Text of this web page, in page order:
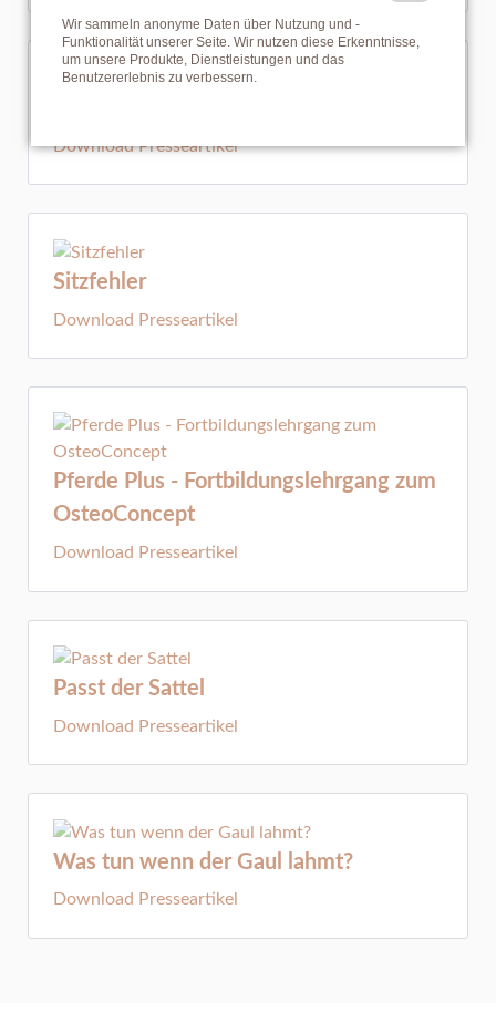
Download Presseartikel
Sitzfehler
Download Presseartikel
Pferde Plus - Fortbildungslehrgang zum
OsteoConcept
Download Presseartikel
Passt der Sattel
Download Presseartikel
Was tun wenn der Gaul lahmt?
Download Presseartikel
Wir sammeln anonyme Daten über Nutzung und -
Funktionalität unserer Seite. Wir nutzen diese Erkenntnisse,
um unsere Produkte, Dienstleistungen und das
Benutzererlebnis zu verbessern.